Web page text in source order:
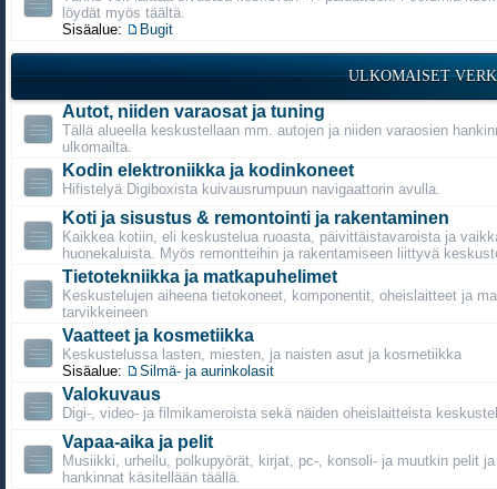
löydät myös täältä.
Sisäalue:
Bugit
ULKOMAISET
Autot, niiden varaosat ja tuning
Tällä alueella keskustellaan mm. autojen ja niiden varaosien
ulkomailta.
Kodin elektroniikka ja kodinkoneet
Hifistelyä Digiboxista kuivausrumpuun navigaattorin avulla.
Koti ja sisustus & remontointi ja rakentaminen
Kaikkea kotiin, eli keskustelua ruoasta, päivittäistavaroista ja
huonekaluista. Myös remontteihin ja rakentamiseen liittyvä
Tietotekniikka ja matkapuhelimet
Keskustelujen aiheena tietokoneet, komponentit, oheislaitteet ja
tarvikkeineen
Vaatteet ja kosmetiikka
Keskustelussa lasten, miesten, ja naisten asut ja kosmetiikka
Sisäalue:
Silmä- ja aurinkolasit
Valokuvaus
Digi-, video- ja filmikameroista sekä näiden oheislaitteista
Vapaa-aika ja pelit
Musiikki, urheilu, polkupyörät, kirjat, pc-, konsoli- ja muutkin pelit
hankinnat käsitellään täällä.